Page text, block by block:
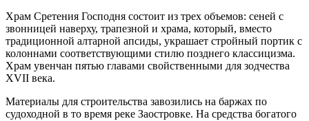
Храм Сретения Господня состоит из трех объемов: сеней с
звонницей наверху, трапезной и храма, который, вместо
традиционной алтарной апсиды, украшает стройный портик с
колоннами соответствующими стилю позднего классицизма.
Храм увенчан пятью главами свойственными для зодчества
XVII века.
Материалы для строительства завозились на баржах по
судоходной в то время реке Заостровке. На средства богатого